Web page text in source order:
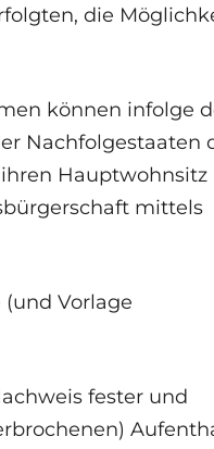
die
können infolge
Nachfolgestaaten
Hauptwohnsitz
mittels
Vorlage
fester und